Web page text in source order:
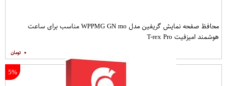
محافظ صفحه نمایش گریفین مدل WPPMG GN mo مناسب برای ساعت
هوشمند امیزفیت T-rex Pro
۰
5%